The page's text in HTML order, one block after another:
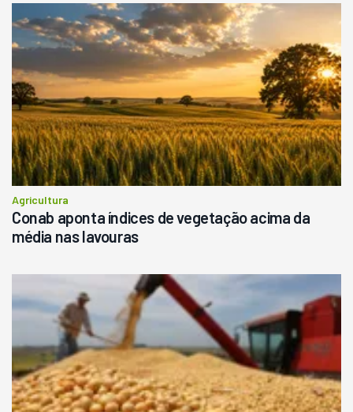
Agricultura
Conab aponta índices de vegetação acima da
média nas lavouras